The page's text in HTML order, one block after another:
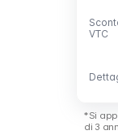
VTC
VTC
*Si
di 3